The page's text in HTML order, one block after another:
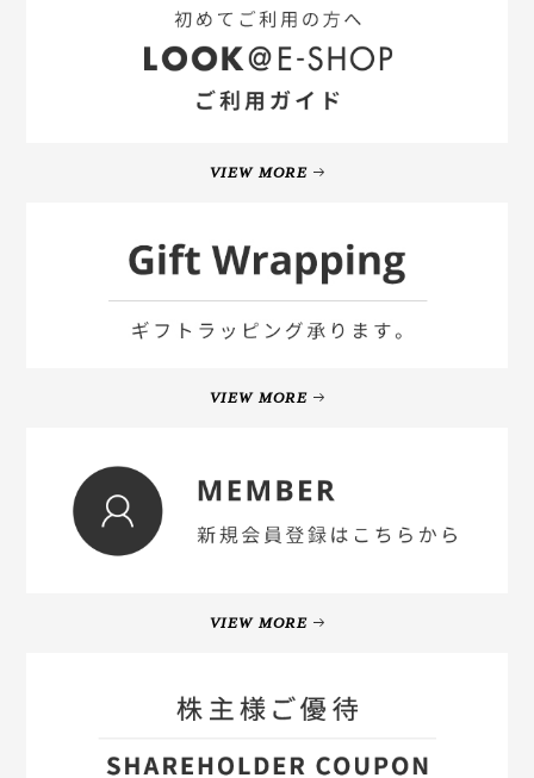
VIEW MORE
VIEW MORE
VIEW MORE